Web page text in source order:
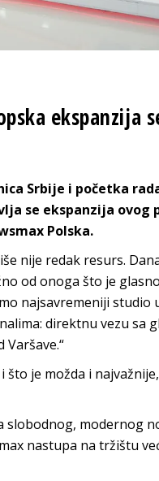
ekspanzija
Srbije i početka
se ekspanzija ovog
Polska.
nije redak resurs.
od onoga što je
najsavremeniji studio
direktnu vezu sa
što je možda i
slobodnog, modernog
nastupa na tržištu